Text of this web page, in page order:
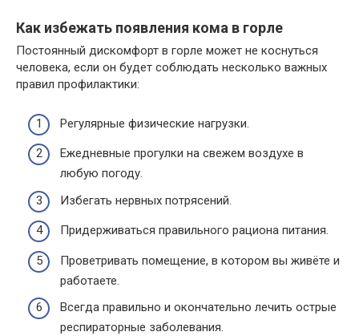
Как избежать появления кома в горле
Постоянный дискомфорт в горле может не коснуться
человека, если он будет соблюдать несколько важных
правил профилактики:
Регулярные физические нагрузки.
Ежедневные прогулки на свежем воздухе в
любую погоду.
Избегать нервных потрясений.
Придерживаться правильного рациона питания.
Проветривать помещение, в котором вы живёте и
работаете.
Всегда правильно и окончательно лечить острые
респираторные заболевания.